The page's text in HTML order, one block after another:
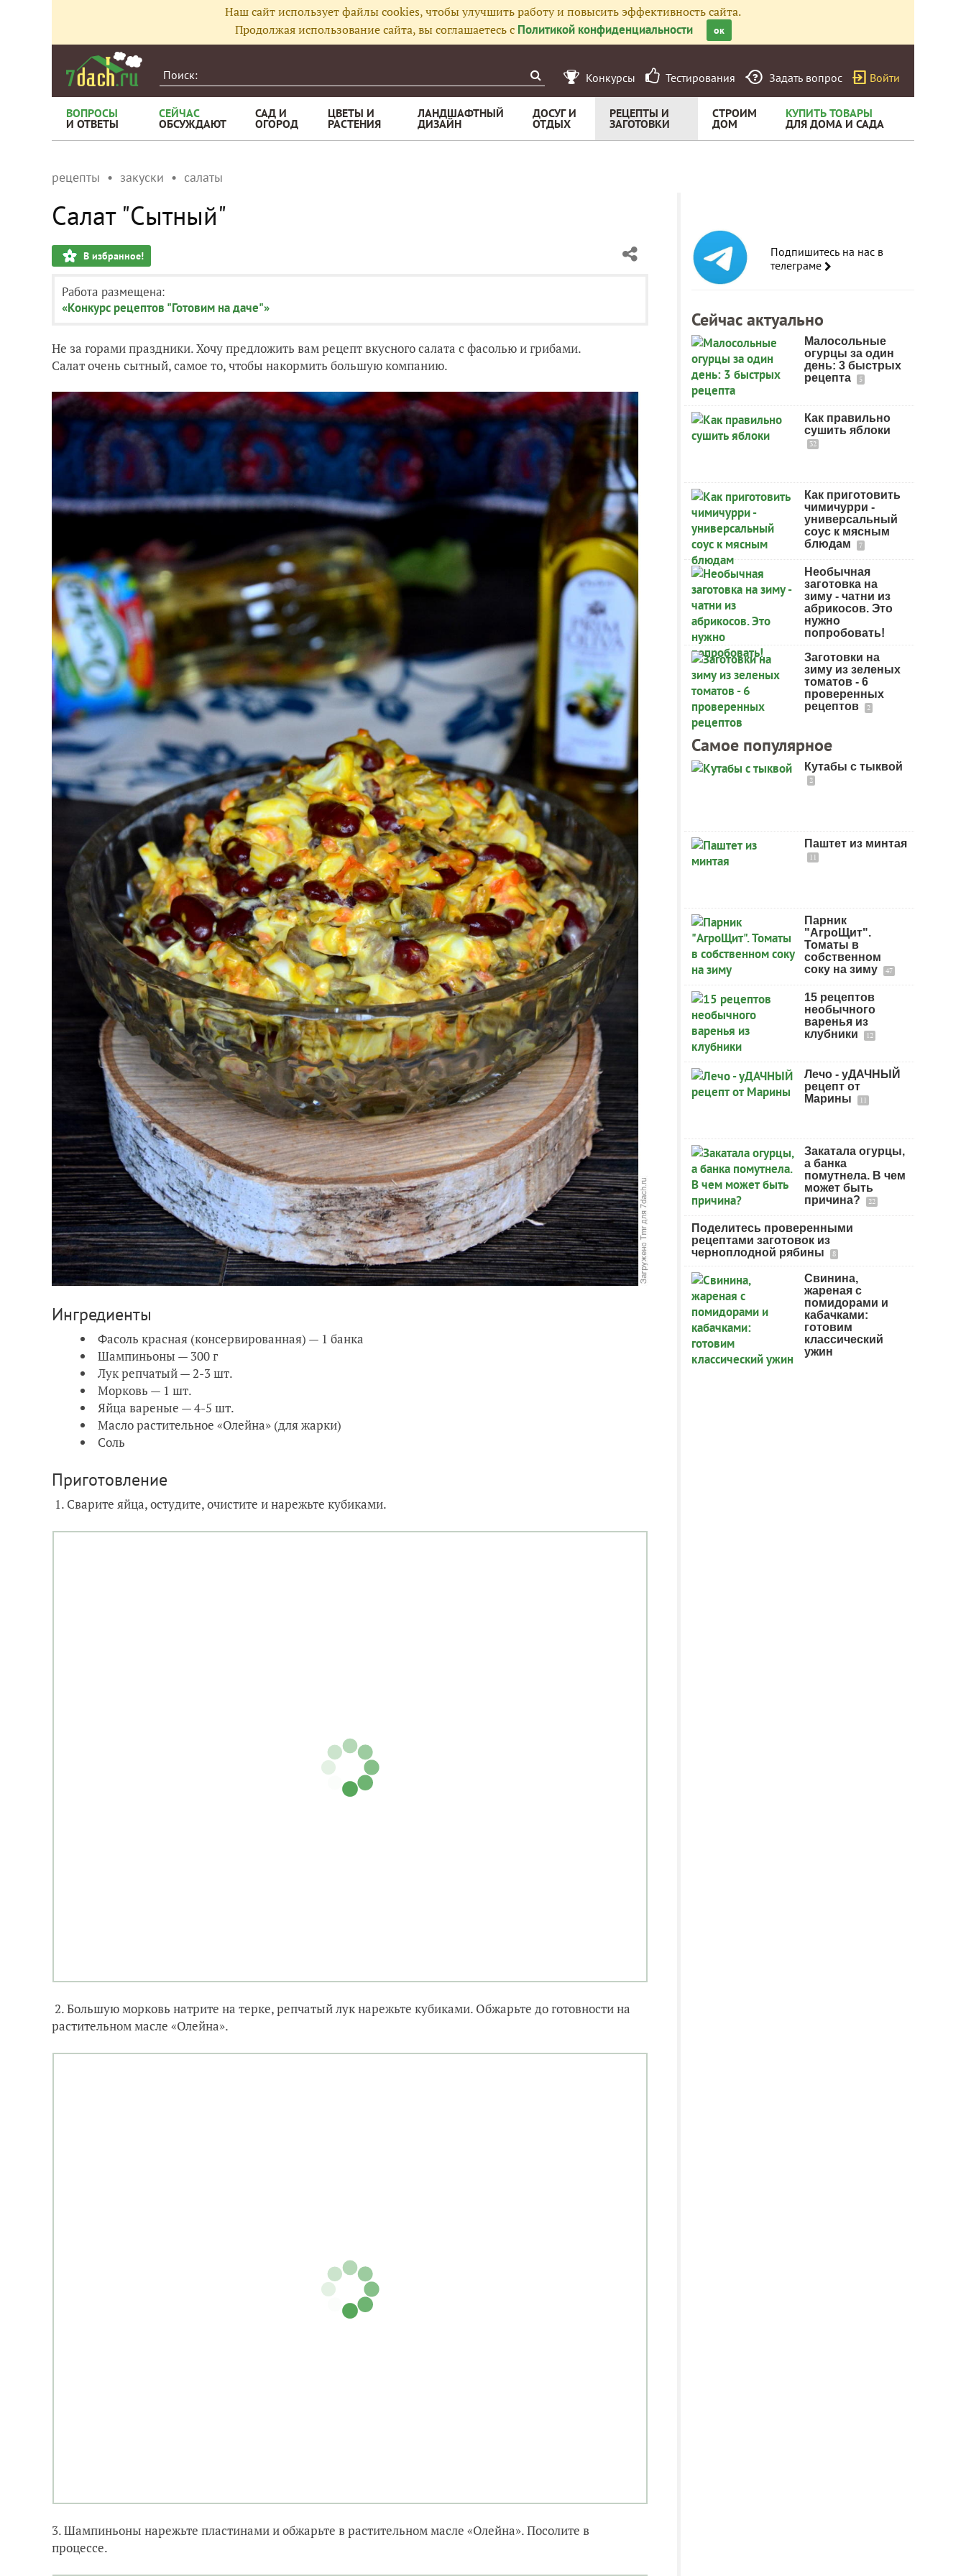
Наш сайт использует файлы cookies, чтобы улучшить работу и повысить эффективность сайта.
Продолжая использование сайта, вы соглашаетесь с Политикой конфиденциальности ок
Конкурсы Тестирования Задать вопрос Войти
ВОПРОСЫ
И ОТВЕТЫ
СЕЙЧАС
ОБСУЖДАЮТ
САД И
ОГОРОД
ЦВЕТЫ И
РАСТЕНИЯ
ЛАНДШАФТНЫЙ
ДИЗАЙН
ДОСУГ И
ОТДЫХ
РЕЦЕПТЫ И
ЗАГОТОВКИ
СТРОИМ
ДОМ
КУПИТЬ ТОВАРЫ
ДЛЯ ДОМА И САДА
рецепты закуски салаты
Салат "Сытный"
В избранное!
Работа размещена:
«Конкурс рецептов "Готовим на даче"»
Не за горами праздники. Хочу предложить вам рецепт вкусного салата с фасолью и грибами.
Салат очень сытный, самое то, чтобы накормить большую компанию.
Ингредиенты
Фасоль красная (консервированная) — 1 банка
Шампиньоны — 300 г
Лук репчатый — 2-3 шт.
Морковь — 1 шт.
Яйца вареные — 4-5 шт.
Масло растительное «Олейна» (для жарки)
Соль
Приготовление
1. Сварите яйца, остудите, очистите и нарежьте кубиками.
2. Большую морковь натрите на терке, репчатый лук нарежьте кубиками. Обжарьте до готовности на
растительном масле «Олейна».
3. Шампиньоны нарежьте пластинами и обжарьте в растительном масле «Олейна». Посолите в
процессе.
Подпишитесь на нас в
телеграме
Сейчас актуально
Малосольные
огурцы за один
день: 3 быстрых
рецепта
5
Как правильно
сушить яблоки
32
Как приготовить
чимичурри -
универсальный
соус к мясным
блюдам
7
Необычная
заготовка на
зиму - чатни из
абрикосов. Это
нужно
попробовать!
Заготовки на
зиму из зеленых
томатов - 6
проверенных
рецептов
2
Самое популярное
Кутабы с тыквой
2
Паштет из минтая
11
Парник
"АгроЩит".
Томаты в
собственном
соку на зиму
47
15 рецептов
необычного
варенья из
клубники
12
Лечо - уДАЧНЫЙ
рецепт от
Марины
11
Закатала огурцы,
а банка
помутнела. В чем
может быть
причина?
22
Поделитесь проверенными
рецептами заготовок из
черноплодной рябины
8
Свинина,
жареная с
помидорами и
кабачками:
готовим
классический
ужин